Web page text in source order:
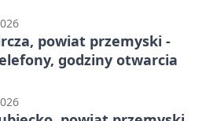
powiat przemyski -
godziny otwarcia